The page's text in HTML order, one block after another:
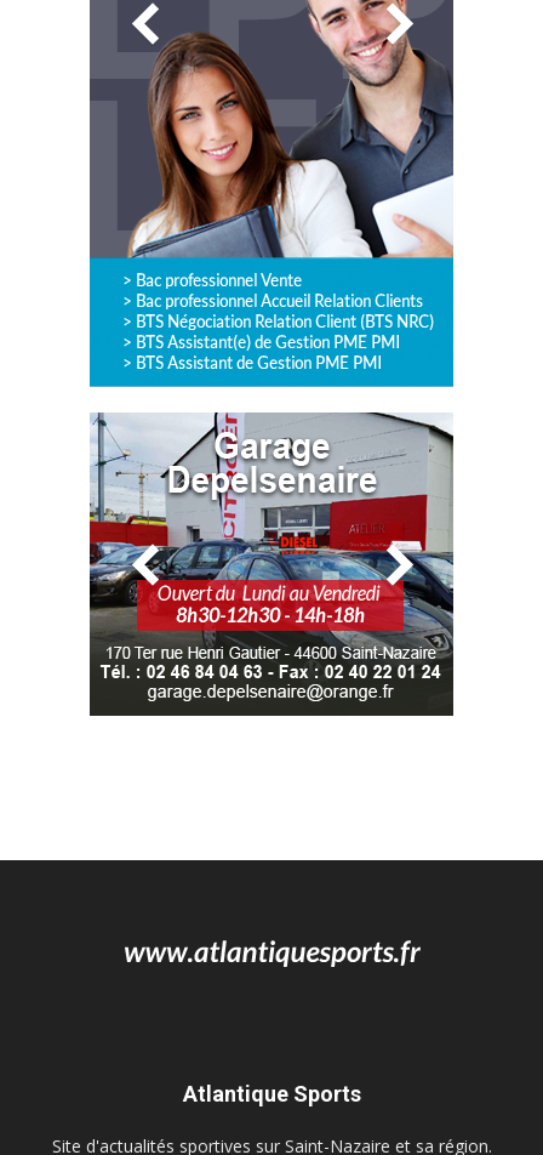
Atlantique Sports
Site d'actualités sportives sur Saint-Nazaire et sa région.